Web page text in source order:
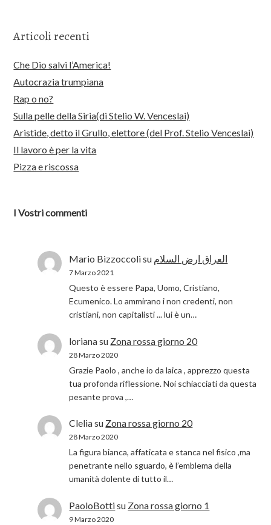
Articoli recenti
Che Dio salvi l’America!
Autocrazia trumpiana
Rap o no?
Sulla pelle della Siria(di Stelio W. Venceslai)
Aristide, detto il Grullo, elettore (del Prof. Stelio Venceslai)
Il lavoro è per la vita
Pizza e riscossa
I Vostri commenti
Mario Bizzoccolisu العراق ارض السلام
7 Marzo 2021
Questo è essere Papa, Uomo, Cristiano,
Ecumenico. Lo ammirano i non credenti, non
cristiani, non capitalisti ... lui è un…
lorianasu Zona rossa giorno 20
28 Marzo 2020
Grazie Paolo , anche io da laica , apprezzo questa
tua profonda riflessione. Noi schiacciati da questa
pesante prova ,…
Cleliasu Zona rossa giorno 20
28 Marzo 2020
La figura bianca, affaticata e stanca nel fisico ,ma
penetrante nello sguardo, è l’emblema della
umanità dolente di tutto il…
PaoloBottisu Zona rossa giorno 1
9 Marzo 2020